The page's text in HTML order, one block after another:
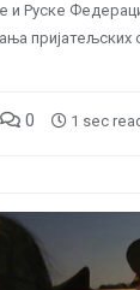
Руске
пријатељских
0 1 sec